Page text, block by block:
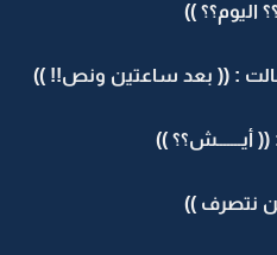
اليوم؟؟ ))
: (( بعد ساعتين ونص!! ))
))
نتصرف ))